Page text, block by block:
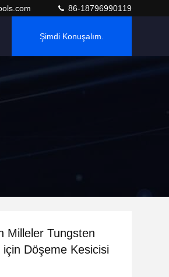
86-18796990119
Şimdi Konuşalım.
Milleler Tungsten
Döşeme Kesicisi